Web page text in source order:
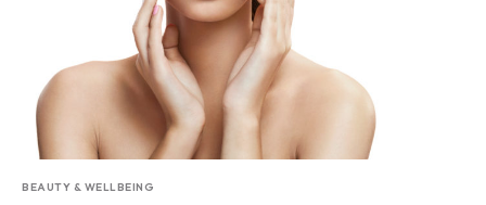
BEAUTY & WELLBEING